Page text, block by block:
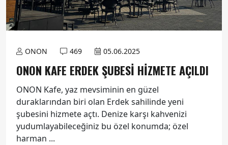
ONON 469 05.06.2025
ONON KAFE ERDEK ŞUBESI HIZMETE AÇILDI
ONON Kafe, yaz mevsiminin en güzel
duraklarından biri olan Erdek sahilinde yeni
şubesini hizmete açtı. Denize karşı kahvenizi
yudumlayabileceğiniz bu özel konumda; özel
harman ...